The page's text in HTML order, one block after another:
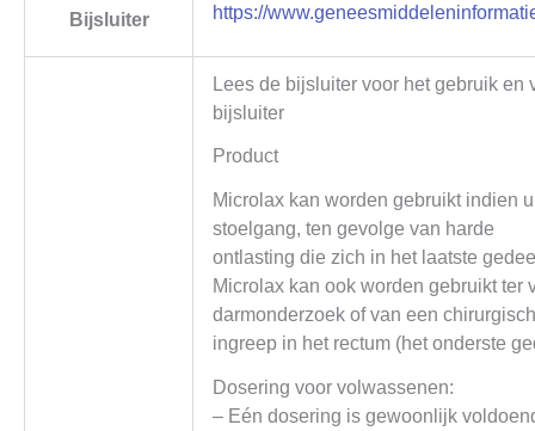
Bijsluiter https://
Lees de bijsluiter voor het gebruik
bijsluiter
Product
Microlax kan worden gebruikt indien
stoelgang, ten gevolge van harde
ontlasting die zich in het laatste
Microlax kan ook worden gebruikt ter
darmonderzoek of van een
ingreep in het rectum (het onderste
Dosering voor volwassenen:
– Eén dosering is gewoonlijk